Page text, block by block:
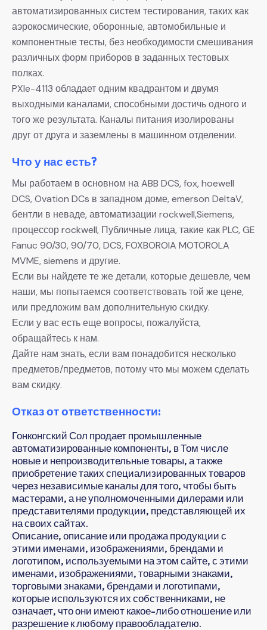
автоматизированных систем тестирования, таких как
аэрокосмические, оборонные, автомобильные и
компонентные тесты, без необходимости смешивания
различных форм приборов в заданных тестовых
полках.
PXIe-4113 обладает одним квадрантом и двумя
выходными каналами, способными достичь одного и
того же результата. Каналы питания изолированы
друг от друга и заземлены в машинном отделении.
Что у нас есть?
Мы работаем в основном на ABB DCS, fox, hoewell
DCS, Ovation DCs в западном доме, emerson DeltaV,
бентли в неваде, автоматизации rockwell,Siemens,
процессор rockwell, Публичные лица, такие как PLC, GE
Fanuc 90/30, 90/70, DCS, FOXBOROIA MOTOROLA
MVME, siemens и другие.
Если вы найдете те же детали, которые дешевле, чем
наши, мы попытаемся соответствовать той же цене,
или предложим вам дополнительную скидку.
Если у вас есть еще вопросы, пожалуйста,
обращайтесь к нам.
Дайте нам знать, если вам понадобится несколько
предметов/предметов, потому что мы можем сделать
вам скидку.
Отказ от ответственности:
Гонконгский Сол продает промышленные
автоматизированные компоненты, в Том числе
новые и непроизводительные товары, а также
приобретение таких специализированных товаров
через независимые каналы для того, чтобы быть
мастерами, а не уполномоченными дилерами или
представителями продукции, представляющей их
на своих сайтах.
Описание, описание или продажа продукции с
этими именами, изображениями, брендами и
логотипом, используемыми на этом сайте, с этими
именами, изображениями, товарными знаками,
торговыми знаками, брендами и логотипами,
которые используются их собственниками, не
означает, что они имеют какое-либо отношение или
разрешение к любому правообладателю.